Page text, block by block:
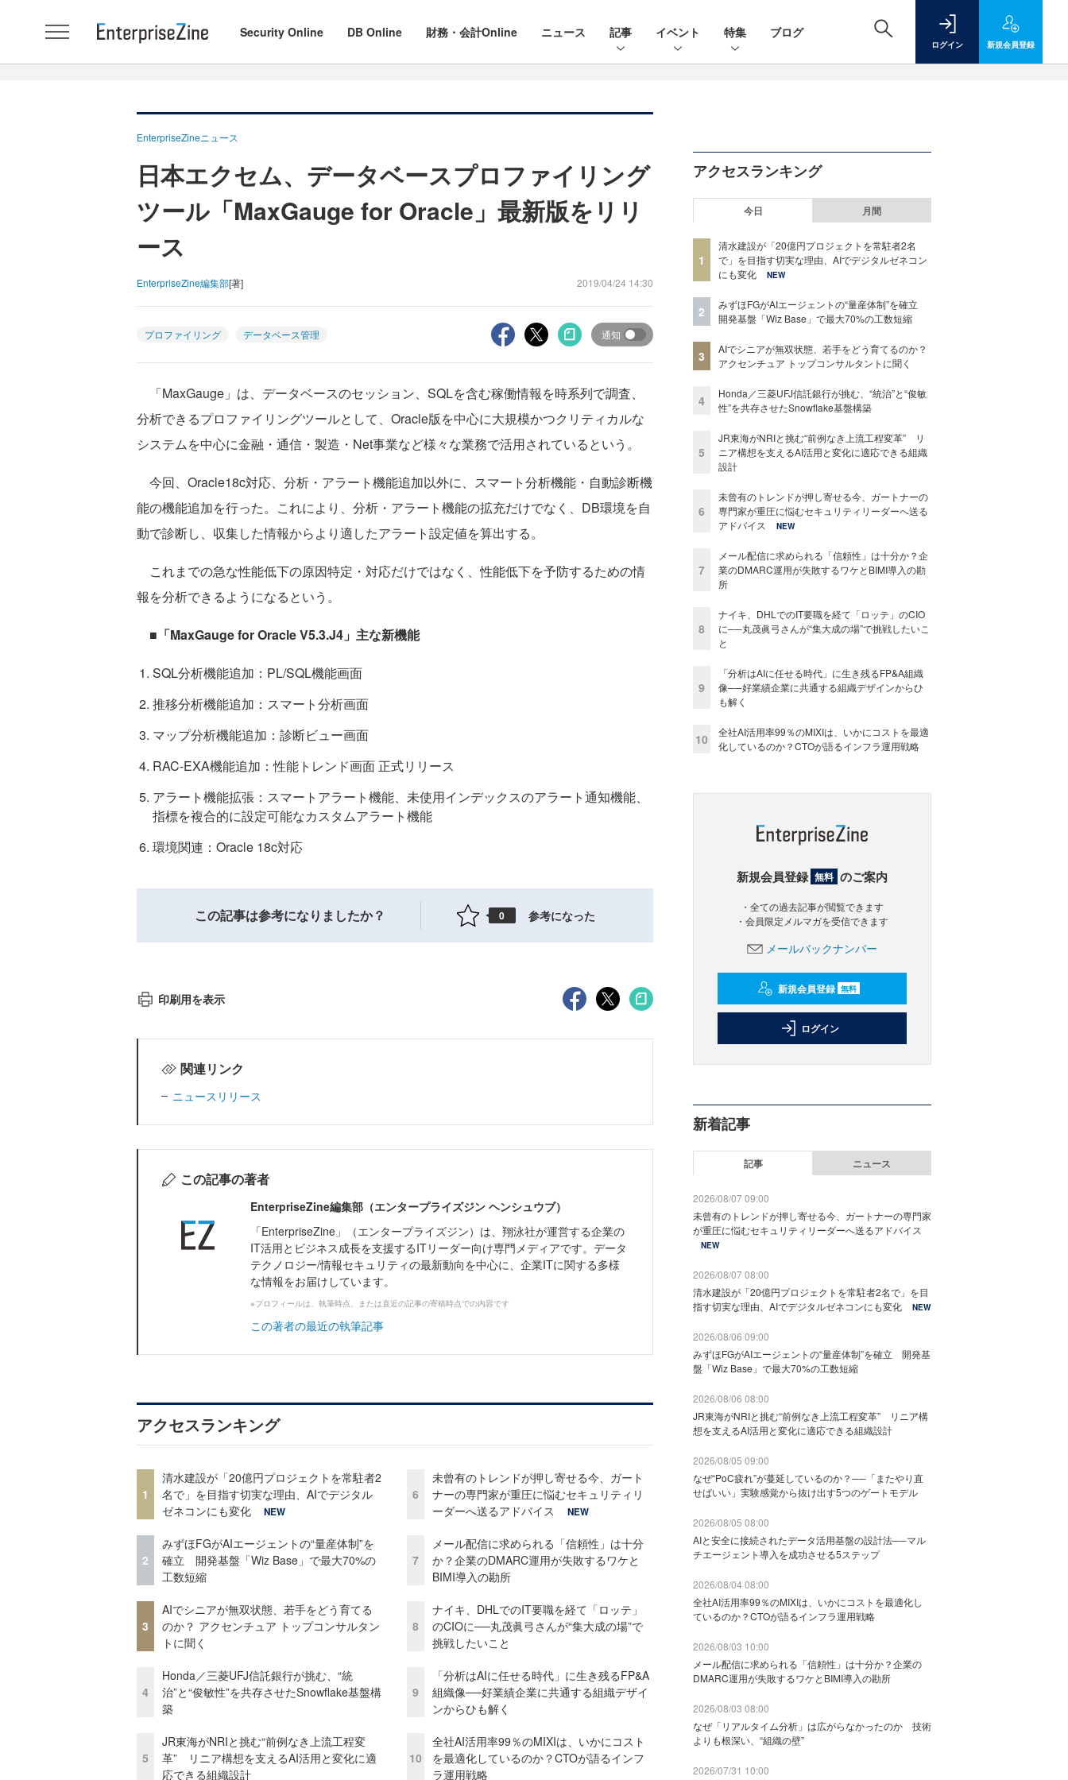
Security Online DB Online 財務・会計Online ニュース 記事 イベント 特集 ブログ
ログイン 新規会員登録
EnterpriseZineニュース
日本エクセム、データベースプロファイリング
ツール「MaxGauge for Oracle」最新版をリリ
ース
EnterpriseZine編集部[著] 2019/04/24 14:30
プロファイリング データベース管理 通知
「MaxGauge」は、データベースのセッション、SQLを含む稼働情報を時系列で調査、
分析できるプロファイリングツールとして、Oracle版を中心に大規模かつクリティカルな
システムを中心に金融・通信・製造・Net事業など様々な業務で活用されているという。
今回、Oracle18c対応、分析・アラート機能追加以外に、スマート分析機能・自動診断機
能の機能追加を行った。これにより、分析・アラート機能の拡充だけでなく、DB環境を自
動で診断し、収集した情報からより適したアラート設定値を算出する。
これまでの急な性能低下の原因特定・対応だけではなく、性能低下を予防するための情
報を分析できるようになるという。
■「MaxGauge for Oracle V5.3.J4」主な新機能
SQL分析機能追加：PL/SQL機能画面
推移分析機能追加：スマート分析画面
マップ分析機能追加：診断ビュー画面
RAC-EXA機能追加：性能トレンド画面 正式リリース
アラート機能拡張：スマートアラート機能、未使用インデックスのアラート通知機能、
指標を複合的に設定可能なカスタムアラート機能
環境関連：Oracle 18c対応
この記事は参考になりましたか？ 0 参考になった
印刷用を表示
関連リンク
ニュースリリース
この記事の著者
EnterpriseZine編集部（エンタープライズジン ヘンシュウブ）
「EnterpriseZine」（エンタープライズジン）は、翔泳社が運営する企業の
IT活用とビジネス成長を支援するITリーダー向け専門メディアです。データ
テクノロジー/情報セキュリティの最新動向を中心に、企業ITに関する多様
な情報をお届けしています。
※プロフィールは、執筆時点、または直近の記事の寄稿時点での内容です
この著者の最近の執筆記事
アクセスランキング
1
清水建設が「20億円プロジェクトを常駐者2
名で」を目指す切実な理由、AIでデジタル
ゼネコンにも変化
NEW
2
みずほFGがAIエージェントの“量産体制”を
確立 開発基盤「Wiz Base」で最大70%の
工数短縮
3
AIでシニアが無双状態、若手をどう育てる
のか？ アクセンチュア トップコンサルタン
トに聞く
4
Honda／三菱UFJ信託銀行が挑む、“統
治”と“俊敏性”を共存させたSnowflake基盤構
築
5
JR東海がNRIと挑む“前例なき上流工程変
革” リニア構想を支えるAI活用と変化に適
応できる組織設計
6
未曾有のトレンドが押し寄せる今、ガート
ナーの専門家が重圧に悩むセキュリティリ
ーダーへ送るアドバイス
NEW
7
メール配信に求められる「信頼性」は十分
か？企業のDMARC運用が失敗するワケと
BIMI導入の勘所
8
ナイキ、DHLでのIT要職を経て「ロッテ」
のCIOに──丸茂眞弓さんが“集大成の場”で
挑戦したいこと
9
「分析はAIに任せる時代」に生き残るFP&A
組織像──好業績企業に共通する組織デザイ
ンからひも解く
10
全社AI活用率99％のMIXIは、いかにコスト
を最適化しているのか？CTOが語るインフ
ラ運用戦略
アクセスランキング
今日 月間
1
清水建設が「20億円プロジェクトを常駐者2名
で」を目指す切実な理由、AIでデジタルゼネコン
にも変化
NEW
2
みずほFGがAIエージェントの“量産体制”を確立
開発基盤「Wiz Base」で最大70%の工数短縮
3
AIでシニアが無双状態、若手をどう育てるのか？
アクセンチュア トップコンサルタントに聞く
4
Honda／三菱UFJ信託銀行が挑む、“統治”と“俊敏
性”を共存させたSnowflake基盤構築
5
JR東海がNRIと挑む“前例なき上流工程変革” リ
ニア構想を支えるAI活用と変化に適応できる組織
設計
6
未曾有のトレンドが押し寄せる今、ガートナーの
専門家が重圧に悩むセキュリティリーダーへ送る
アドバイス
NEW
7
メール配信に求められる「信頼性」は十分か？企
業のDMARC運用が失敗するワケとBIMI導入の勘
所
8
ナイキ、DHLでのIT要職を経て「ロッテ」のCIO
に──丸茂眞弓さんが“集大成の場”で挑戦したいこ
と
9
「分析はAIに任せる時代」に生き残るFP&A組織
像──好業績企業に共通する組織デザインからひ
も解く
10
全社AI活用率99％のMIXIは、いかにコストを最適
化しているのか？CTOが語るインフラ運用戦略
新規会員登録 無料 のご案内
・全ての過去記事が閲覧できます
・会員限定メルマガを受信できます
メールバックナンバー
新規会員登録 無料
ログイン
新着記事
記事 ニュース
2026/08/07 09:00
未曾有のトレンドが押し寄せる今、ガートナーの専門家
が重圧に悩むセキュリティリーダーへ送るアドバイス
NEW
2026/08/07 08:00
清水建設が「20億円プロジェクトを常駐者2名で」を目
指す切実な理由、AIでデジタルゼネコンにも変化
NEW
2026/08/06 09:00
みずほFGがAIエージェントの“量産体制”を確立 開発基
盤「Wiz Base」で最大70%の工数短縮
2026/08/06 08:00
JR東海がNRIと挑む“前例なき上流工程変革” リニア構
想を支えるAI活用と変化に適応できる組織設計
2026/08/05 09:00
なぜ“PoC疲れ”が蔓延しているのか？──「またやり直
せばいい」実験感覚から抜け出す5つのゲートモデル
2026/08/05 08:00
AIと安全に接続されたデータ活用基盤の設計法──マル
チエージェント導入を成功させる5ステップ
2026/08/04 08:00
全社AI活用率99％のMIXIは、いかにコストを最適化し
ているのか？CTOが語るインフラ運用戦略
2026/08/03 10:00
メール配信に求められる「信頼性」は十分か？企業の
DMARC運用が失敗するワケとBIMI導入の勘所
2026/08/03 08:00
なぜ「リアルタイム分析」は広がらなかったのか 技術
よりも根深い、“組織の壁”
2026/07/31 10:00